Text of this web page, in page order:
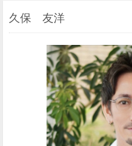
久保 友洋